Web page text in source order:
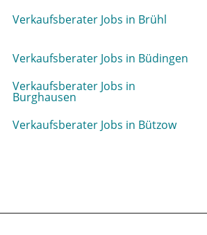
Verkaufsberater Jobs in Brühl
Verkaufsberater Jobs in Büdingen
Verkaufsberater Jobs in
Burghausen
Verkaufsberater Jobs in Bützow